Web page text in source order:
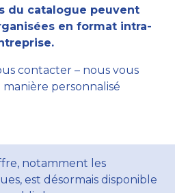
du catalogue peuvent
en format intra-
contacter – nous vous
personnalisé
notamment les
est désormais disponible